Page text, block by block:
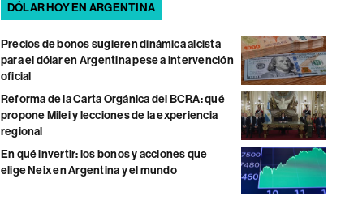
DÓLAR HOY EN ARGENTINA
Precios de bonos sugieren dinámica alcista
para el dólar en Argentina pese a intervención
oficial
Reforma de la Carta Orgánica del BCRA: qué
propone Milei y lecciones de la experiencia
regional
En qué invertir: los bonos y acciones que
elige Neix en Argentina y el mundo